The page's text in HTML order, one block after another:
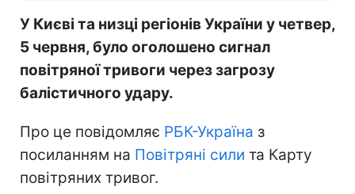
У Києві та низці регіонів України у четвер,
5 червня, було оголошено сигнал
повітряної тривоги через загрозу
балістичного удару.
Про це повідомляє РБК-Україна з
посиланням на Повітряні сили та Карту
повітряних тривог.